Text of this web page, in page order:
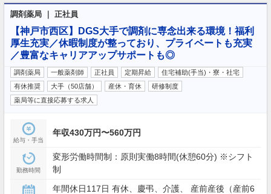
調剤薬局 ｜ 正社員
【神戸市西区】DGS大手で調剤に専念出来る環境！福利
厚生充実／休暇制度が整っており、プライベートも充実
／豊富なキャリアアップサポートも◎
調剤薬局 一般薬剤師 正社員 定期昇給
住宅補助(手当)・寮・社宅
有休推奨
大手（50店舗） 産休・育休
研修制度
薬局等に直接応募する求人
給与・手当
年収430万円〜560万円
勤務時間
変形労働時間制：原則実働8時間(休憩60分) ※シフト
制
年間休日117日 有休、慶弔、介護、 産前産後（産前6